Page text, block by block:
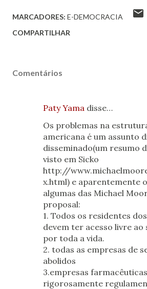
MARCADORES: E-DEMOCRACIA
COMPARTILHAR
Comentários
Paty Yama disse…
Os problemas na
americana é um assunto
disseminado(um resumo
visto em Sicko
http://
x.html) e aparentemente
algumas das Michael
proposal:
1. Todos os residentes
devem ter acesso livre ao
por toda a vida.
2. todas as empresas de
abolidos
3.empresas
rigorosamente